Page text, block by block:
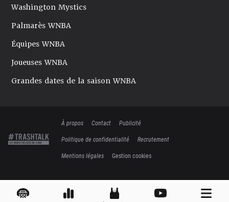
Washington Mystics
Palmarès WNBA
Équipes WNBA
Joueuses WNBA
Grandes dates de la saison WNBA
À propos Contact
Publicité
Politique de confidentialité
Recrutement
Mentions légales
Gestion cookies